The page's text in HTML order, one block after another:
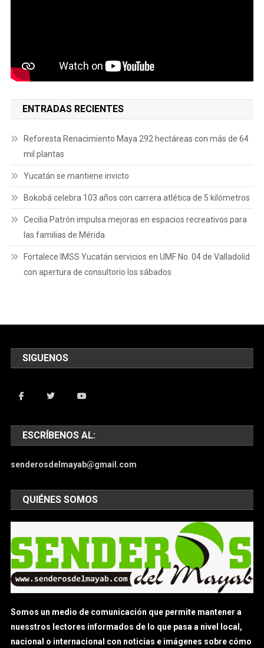
ENTRADAS RECIENTES
Reforesta Renacimiento Maya 292 hectáreas con más de 64
mil plantas
Yucatán se mantiene invicto
Bokobá celebra 103 años con carrera atlética de 5 kilómetros
Cecilia Patrón impulsa mejoras en espacios recreativos para
las familias de Mérida.
Fortalece IMSS Yucatán servicios en UMF No. 04 de Valladolid
con apertura de consultorio los sábados
SIGUENOS
ESCRÍBENOS AL:
senderosdelmayab@gmail.com
QUIÉNES SOMOS
Somos un medio de comunicación que permite mantener a
nuesstros lectores informados de lo que pasa a nivel local,
nacional o internacional con noticias e imágenes sobre cómo